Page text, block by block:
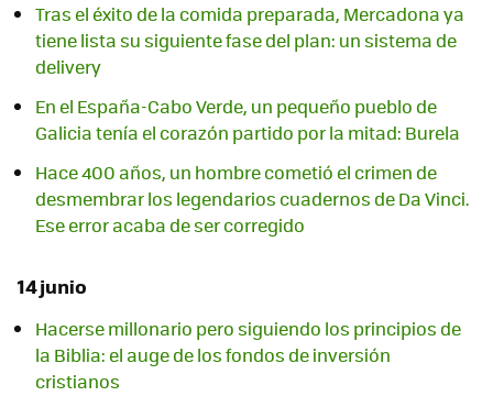
Tras el éxito de la comida preparada, Mercadona ya
tiene lista su siguiente fase del plan: un sistema de
delivery
En el España-Cabo Verde, un pequeño pueblo de
Galicia tenía el corazón partido por la mitad: Burela
Hace 400 años, un hombre cometió el crimen de
desmembrar los legendarios cuadernos de Da Vinci.
Ese error acaba de ser corregido
14 junio
Hacerse millonario pero siguiendo los principios de
la Biblia: el auge de los fondos de inversión
cristianos